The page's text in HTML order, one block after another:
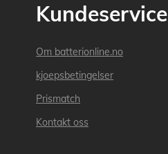
Kundeservice
Om batterionline.no
kjoepsbetingelser
Prismatch
Kontakt oss